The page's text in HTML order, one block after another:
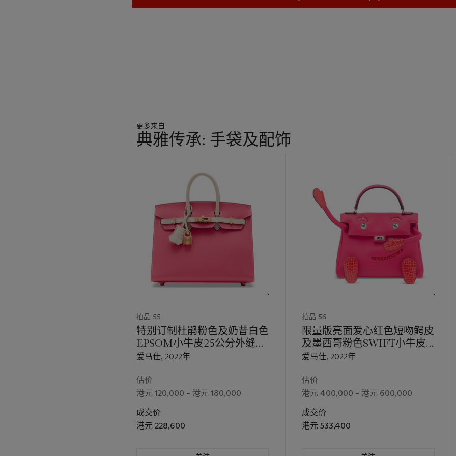
更多来自
典雅传承: 手袋及配饰
拍品 55
特别订制杜鹃粉色及奶昔白色
EPSOM小牛皮25公分外缝柏
金包附黄金配件
爱马仕, 2022年
估价
港元 120,000 – 港元 180,000
成交价
港元 228,600
拍品 56
限量版亮面爱心红色短吻鳄皮
及墨西哥粉色SWIFT小牛皮
QUELLE IDOLE包附钯金配
爱马仕, 2022年
估价
港元 400,000 – 港元 600,000
成交价
港元 533,400